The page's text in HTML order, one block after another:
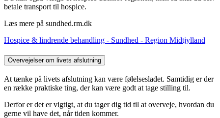
betale transport til hospice.
Læs mere på sundhed.rm.dk
Hospice & lindrende behandling - Sundhed - Region Midtjylland
Overvejelser om livets afslutning
At tænke på livets afslutning kan være følelsesladet. Samtidig er der
en række praktiske ting, der kan være godt at tage stilling til.
Derfor er det er vigtigt, at du tager dig tid til at overveje, hvordan du
gerne vil have det, når tiden kommer.